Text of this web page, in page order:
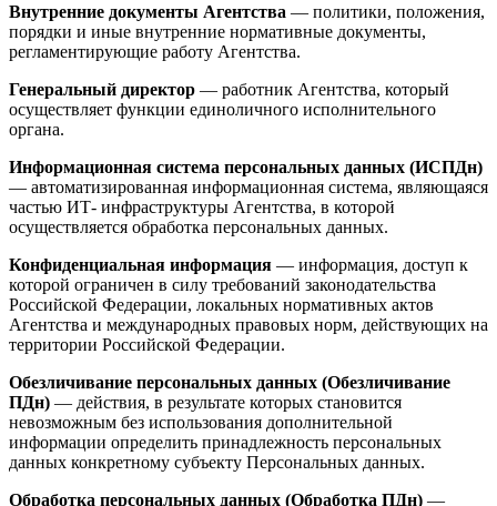
Внутренние документы Агентства — политики, положения,
порядки и иные внутренние нормативные документы,
регламентирующие работу Агентства.
Генеральный директор — работник Агентства, который
осуществляет функции единоличного исполнительного
органа.
Информационная система персональных данных (ИСПДн)
— автоматизированная информационная система, являющаяся
частью ИТ- инфраструктуры Агентства, в которой
осуществляется обработка персональных данных.
Конфиденциальная информация — информация, доступ к
которой ограничен в силу требований законодательства
Российской Федерации, локальных нормативных актов
Агентства и международных правовых норм, действующих на
территории Российской Федерации.
Обезличивание персональных данных (Обезличивание
ПДн) — действия, в результате которых становится
невозможным без использования дополнительной
информации определить принадлежность персональных
данных конкретному субъекту Персональных данных.
Обработка персональных данных (Обработка ПДн) —